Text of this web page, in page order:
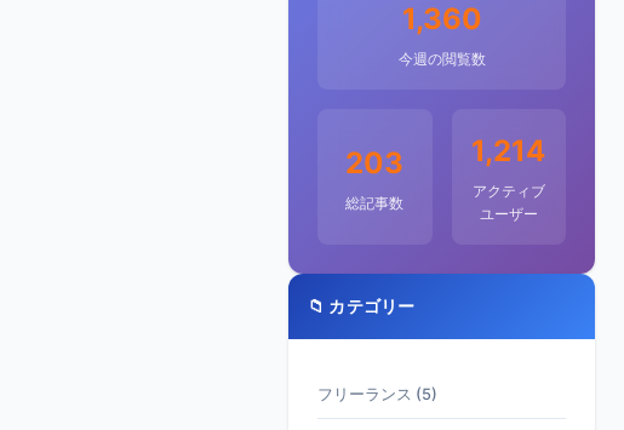
1,360
今週の閲覧数
203
総記事数
1,214
アクティブ
ユーザー
📁 カテゴリー
フリーランス (5)